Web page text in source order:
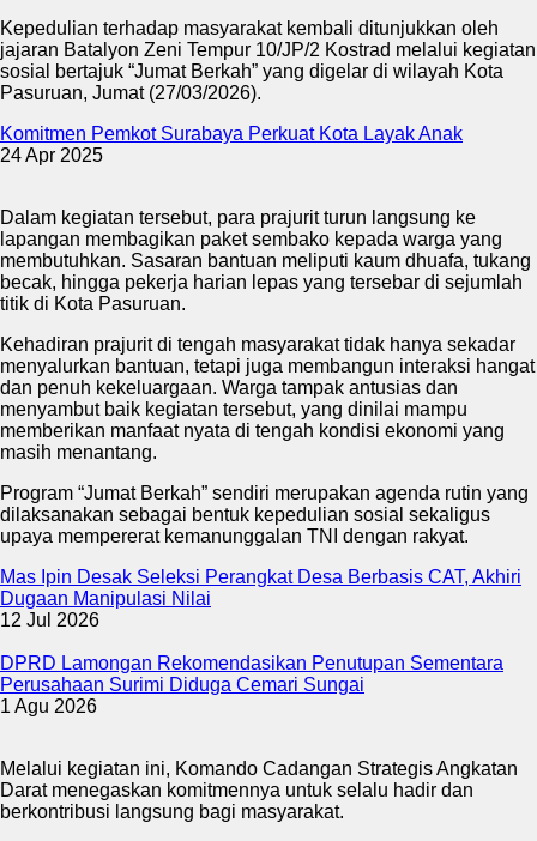
Kepedulian terhadap masyarakat kembali ditunjukkan oleh
jajaran Batalyon Zeni Tempur 10/JP/2 Kostrad melalui kegiatan
sosial bertajuk “Jumat Berkah” yang digelar di wilayah Kota
Pasuruan, Jumat (27/03/2026).
Komitmen Pemkot Surabaya Perkuat Kota Layak Anak
24 Apr 2025
Dalam kegiatan tersebut, para prajurit turun langsung ke
lapangan membagikan paket sembako kepada warga yang
membutuhkan. Sasaran bantuan meliputi kaum dhuafa, tukang
becak, hingga pekerja harian lepas yang tersebar di sejumlah
titik di Kota Pasuruan.
Kehadiran prajurit di tengah masyarakat tidak hanya sekadar
menyalurkan bantuan, tetapi juga membangun interaksi hangat
dan penuh kekeluargaan. Warga tampak antusias dan
menyambut baik kegiatan tersebut, yang dinilai mampu
memberikan manfaat nyata di tengah kondisi ekonomi yang
masih menantang.
Program “Jumat Berkah” sendiri merupakan agenda rutin yang
dilaksanakan sebagai bentuk kepedulian sosial sekaligus
upaya mempererat kemanunggalan TNI dengan rakyat.
Mas Ipin Desak Seleksi Perangkat Desa Berbasis CAT, Akhiri
Dugaan Manipulasi Nilai
12 Jul 2026
DPRD Lamongan Rekomendasikan Penutupan Sementara
Perusahaan Surimi Diduga Cemari Sungai
1 Agu 2026
Melalui kegiatan ini, Komando Cadangan Strategis Angkatan
Darat menegaskan komitmennya untuk selalu hadir dan
berkontribusi langsung bagi masyarakat.